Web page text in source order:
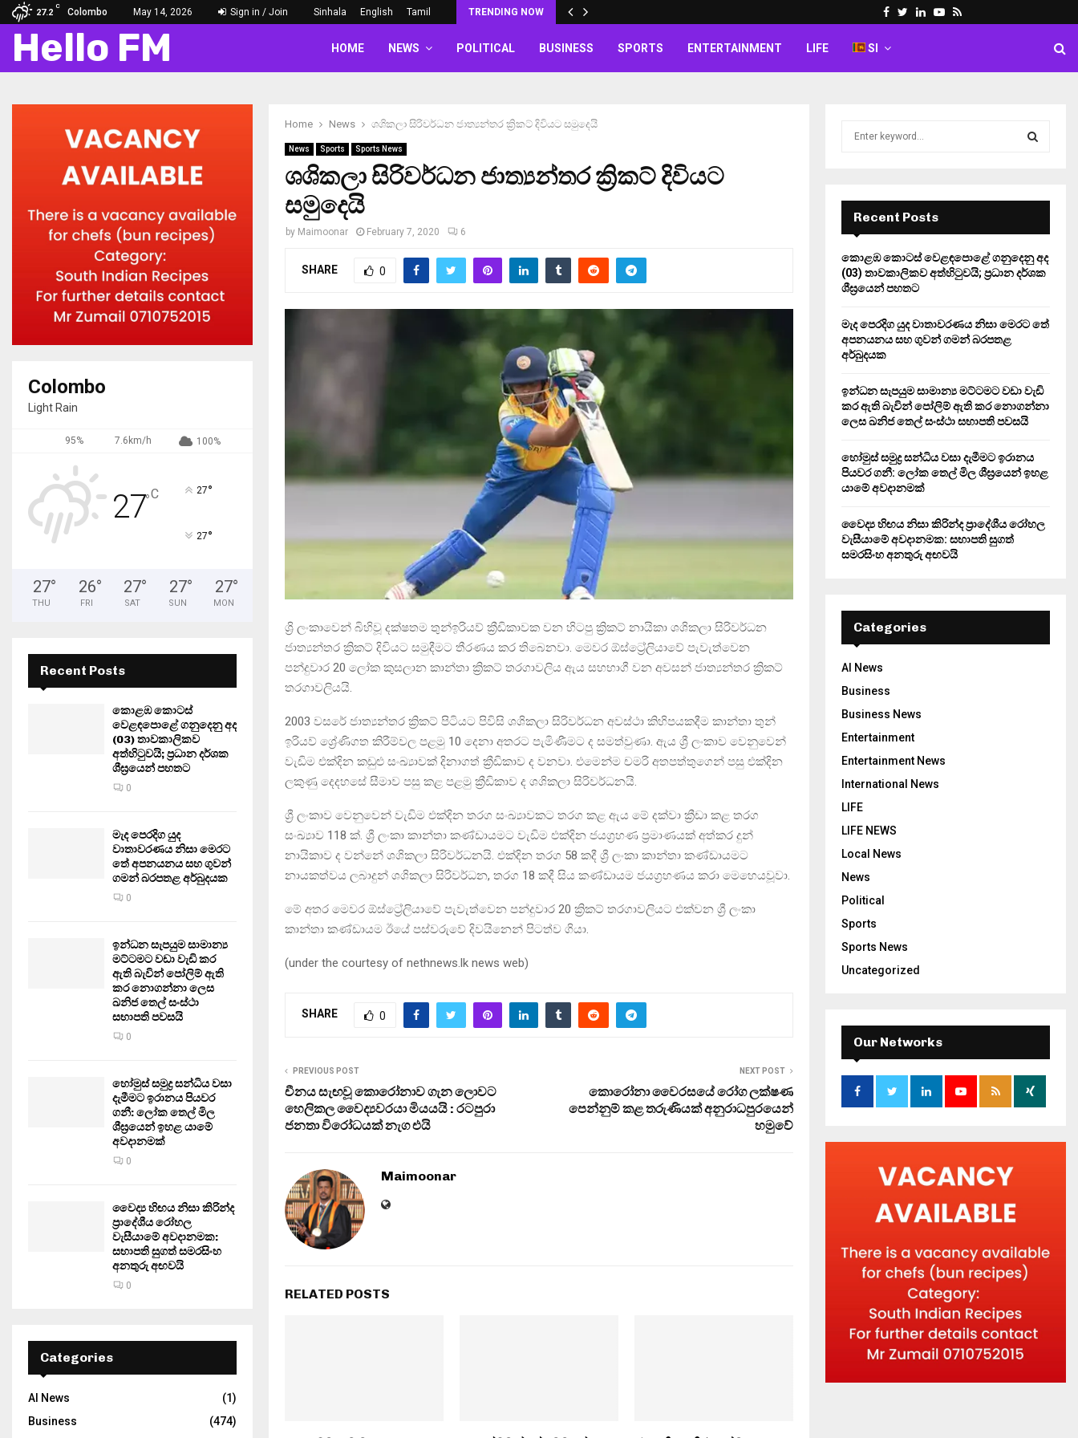
27.2
C
Colombo May 14, 2026 Sign in / Join Sinhala English Tamil TRENDING NOW Facebook
Twitter
LinkedinYoutube
Rss
Hello FM HOME NEWS POLITICAL BUSINESS SPORTS ENTERTAINMENT LIFE SI
Home News ශශිකලා සිරිවර්ධන ජාත්‍යන්තර ක්‍රිකට් දිවියට සමුදෙයි
News Sports Sports News
ශශිකලා සිරිවර්ධන ජාත්‍යන්තර ක්‍රිකට් දිවියට
සමුදෙයි
by Maimoonar February 7, 2020 6
SHARE 0
ශ්‍රි ලංකාවෙන් බිහිවූ දක්ෂතම තුන්ඉරියව් ක්‍රීඩිකාවක වන හිටපු ක්‍රිකට් නායිකා ශශිකලා සිරිවර්ධන
ජාත්‍යන්තර ක්‍රිකට් දිවියට සමුදීමට තීරණය කර තිබෙනවා. මෙවර ඕස්ට්‍රේලියාවේ පැවැත්වෙන
පන්දුවාර 20 ලෝක කුසලාන කාන්තා ක්‍රිකට් තරගාවලිය ඇය සහභාගී වන අවසන් ජාත්‍යන්තර ක්‍රිකට්
තරගාවලියයි.
2003 වසරේ ජාත්‍යන්තර ක්‍රිකට් පිටියට පිවිසි ශශිකලා සිරිවර්ධන අවස්ථා කිහිපයකදීම කාන්තා තුන්
ඉරියව් ශ්‍රේණිගත කිරීම්වල පළමු 10 දෙනා අතරට පැමිණීමට ද සමත්වුණා. ඇය ශ්‍රී ලංකාව වෙනුවෙන්
වැඩිම එක්දින කඩුළු සංඛ්‍යාවක් දිනාගත් ක්‍රීඩිකාව ද වනවා. එමෙන්ම චමරි අතපත්තුගෙන් පසු එක්දින
ලකුණු දෙදහසේ සීමාව පසු කළ පළමු ක්‍රීඩිකාව ද ශශිකලා සිරිවර්ධනයි.
ශ්‍රී ලංකාව වෙනුවෙන් වැඩිම එක්දින තරග සංඛ්‍යාවකට තරග කළ ඇය මේ දක්වා ක්‍රීඩා කළ තරග
සංඛ්‍යාව 118 ක්. ශ්‍රී ලංකා කාන්තා කණ්ඩායමට වැඩිම එක්දින ජයග්‍රහණ ප්‍රමාණයක් අත්කර දුන්
නායිකාව ද වන්නේ ශශිකලා සිරිවර්ධනයි. එක්දින තරග 58 කදී ශ්‍රී ලංකා කාන්තා කණ්ඩායමට
නායකත්වය ලබාදුන් ශශිකලා සිරිවර්ධන, තරග 18 කදී සිය කණ්ඩායම ජයග්‍රහණය කරා මෙහෙයවූවා.
මේ අතර මෙවර ඕස්ට්‍රේලියාවේ පැවැත්වෙන පන්දුවාර 20 ක්‍රිකට් තරගාවලියට එක්වන ශ්‍රී ලංකා
කාන්තා කණ්ඩායම ඊයේ පස්වරුවේ දිවයිනෙන් පිටත්ව ගියා.
(under the courtesy of nethnews.lk news web)
SHARE 0
PREVIOUS POST
චීනය සැඟවූ කොරෝනාව ගැන ලොවට
හෙලිකල වෛද්‍යවරයා මියයයි : රටපුරා
ජනතා විරෝධයක් නැග එයි
NEXT POST
කොරෝනා වෛරසයේ රෝග ලක්ෂණ
පෙන්නුම් කළ තරුණියක් අනුරාධපුරයෙන්
හමුවේ
Maimoonar
RELATED POSTS
Colombo
Light Rain
95% 7.6km/h 100%
27°C 27°
27°
27°
THU
26°
FRI
27°
SAT
27°
SUN
27°
MON
Recent Posts
කොළඹ කොටස්
වෙළඳපොළේ ගනුදෙනු අද
(03) තාවකාලිකව
අත්හිටුවයි; ප්‍රධාන දර්ශක
ශීඝ්‍රයෙන් පහතට
0
මැද පෙරදිග යුද
වාතාවරණය නිසා මෙරට
තේ අපනයනය සහ ගුවන්
ගමන් බරපතළ අර්බුදයක
0
ඉන්ධන සැපයුම සාමාන්‍ය
මට්ටමට වඩා වැඩි කර
ඇති බැවින් පෝලිම් ඇති
කර නොගන්නා ලෙස
ඛනිජ තෙල් සංස්ථා
සභාපති පවසයි
0
හෝමුස් සමුද්‍ර සන්ධිය වසා
දැමීමට ඉරානය පියවර
ගනී: ලෝක තෙල් මිල
ශීඝ්‍රයෙන් ඉහළ යාමේ
අවදානමක්
0
වෛද්‍ය හිඟය නිසා කිරින්ද
ප්‍රාදේශීය රෝහල
වැසීයාමේ අවදානමක:
සභාපති සුගත් සමරසිංහ
අනතුරු අඟවයි
0
Categories
AI News
(1)
Business
(474)
r
:
E
A
R
H
Recent Posts
කොළඹ කොටස් වෙළඳපොළේ ගනුදෙනු අද
(03) තාවකාලිකව අත්හිටුවයි; ප්‍රධාන දර්ශක
ශීඝ්‍රයෙන් පහතට
මැද පෙරදිග යුද වාතාවරණය නිසා මෙරට තේ
අපනයනය සහ ගුවන් ගමන් බරපතළ
අර්බුදයක
ඉන්ධන සැපයුම සාමාන්‍ය මට්ටමට වඩා වැඩි
කර ඇති බැවින් පෝලිම් ඇති කර නොගන්නා
ලෙස ඛනිජ තෙල් සංස්ථා සභාපති පවසයි
හෝමුස් සමුද්‍ර සන්ධිය වසා දැමීමට ඉරානය
පියවර ගනී: ලෝක තෙල් මිල ශීඝ්‍රයෙන් ඉහළ
යාමේ අවදානමක්
වෛද්‍ය හිඟය නිසා කිරින්ද ප්‍රාදේශීය රෝහල
වැසීයාමේ අවදානමක: සභාපති සුගත්
සමරසිංහ අනතුරු අඟවයි
Categories
AI News
Business
Business News
Entertainment
Entertainment News
International News
LIFE
LIFE NEWS
Local News
News
Political
Sports
Sports News
Uncategorized
Our Networks